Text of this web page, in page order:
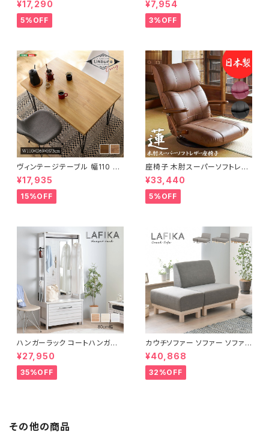
らし スリムキッチンラック 幅30
cm 完成品
¥17,290
5%OFF
グテーブル 天然木 幅95 3色展
開
¥7,954
3%OFF
ヴィンテージテーブル 幅110 ダ
イニングテーブル リビングテー
ブル サイドテーブル 新生活 模
様替え
¥17,935
15%OFF
座椅子 木肘スーパーソフトレザ
ー座椅子 リクライニング回転座
椅子 座椅子 父の日 敬老の日
プレゼント 完成品
¥33,440
5%OFF
ハンガーラック コートハンガー
ワードローブ フリーラック クロ
ーゼット 幅80 新生活 一人暮ら
し
¥27,950
35%OFF
カウチソファー ソファー ソファ
オットマン 1.5人掛 け新生活 一
人暮らし 完成品
¥40,868
32%OFF
その他の商品